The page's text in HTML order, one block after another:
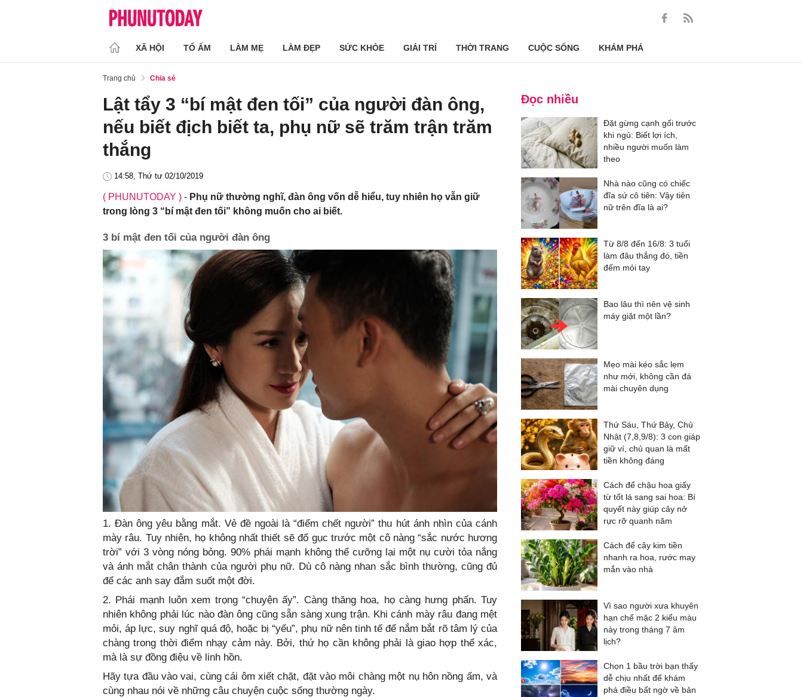
XÃ HỘI TỔ ẤM LÀM MẸ LÀM ĐẸP SỨC KHỎE GIẢI TRÍ THỜI TRANG CUỘC SỐNG KHÁM PHÁ
Trang chủ Chia sẻ
Lật tẩy 3 “bí mật đen tối” của người đàn ông,
nếu biết địch biết ta, phụ nữ sẽ trăm trận trăm
thắng
14:58, Thứ tư 02/10/2019
( PHUNUTODAY ) - Phụ nữ thường nghĩ, đàn ông vốn dễ hiểu, tuy nhiên họ vẫn giữ
trong lòng 3 “bí mật đen tối” không muốn cho ai biết.
3 bí mật đen tối của người đàn ông
1. Đàn ông yêu bằng mắt. Vẻ đề ngoài là “điểm chết người” thu hút ánh nhìn của cánh
mày râu. Tuy nhiên, họ không nhất thiết sẽ đổ gục trước một cô nàng “sắc nước hương
trời” với 3 vòng nóng bỏng. 90% phái mạnh không thể cưỡng lại một nụ cười tỏa nắng
và ánh mắt chân thành của người phụ nữ. Dù cô nàng nhan sắc bình thường, cũng đủ
để các anh say đắm suốt một đời.
2. Phái mạnh luôn xem trọng “chuyện ấy”. Càng thăng hoa, họ càng hưng phấn. Tuy
nhiên không phải lúc nào đàn ông cũng sẵn sàng xung trận. Khi cánh mày râu đang mệt
mỏi, áp lực, suy nghĩ quá độ, hoặc bị “yếu”, phụ nữ nên tinh tế để nắm bắt rõ tâm lý của
chàng trong thời điểm nhạy cảm này. Bởi, thứ họ cần không phải là giao hợp thể xác,
mà là sự đồng điệu về linh hồn.
Hãy tựa đầu vào vai, cùng cái ôm xiết chặt, đặt vào môi chàng một nụ hôn nồng ấm, và
cùng nhau nói về những câu chuyện cuộc sống thường ngày.
Đọc nhiều
Đặt gừng cạnh gối trước
khi ngủ: Biết lợi ích,
nhiều người muốn làm
theo
Nhà nào cũng có chiếc
đĩa sứ cô tiên: Vậy tiên
nữ trên đĩa là ai?
Từ 8/8 đến 16/8: 3 tuổi
làm đâu thắng đó, tiền
đếm mỏi tay
Bao lâu thì nên vệ sinh
máy giặt một lần?
Mẹo mài kéo sắc lẹm
như mới, không cần đá
mài chuyên dụng
Thứ Sáu, Thứ Bảy, Chủ
Nhật (7,8,9/8): 3 con giáp
giữ ví, chủ quan là mất
tiền không đáng
Cách để chậu hoa giấy
từ tốt lá sang sai hoa: Bí
quyết này giúp cây nở
rực rỡ quanh năm
Cách để cây kim tiền
nhanh ra hoa, rước may
mắn vào nhà
Vì sao người xưa khuyên
hạn chế mặc 2 kiểu màu
này trong tháng 7 âm
lịch?
Chọn 1 bầu trời bạn thấy
dễ chịu nhất để khám
phá điều bất ngờ về bản